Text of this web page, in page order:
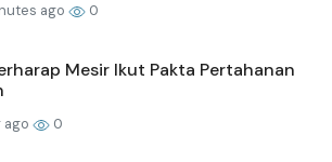
ago 0
Mesir Ikut Pakta Pertahanan
ago 0